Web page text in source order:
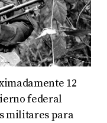
12
federal
militares para